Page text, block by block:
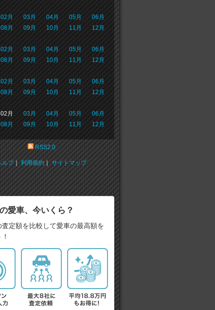
02月 03月 04月 05月
06月
08月 09月 10月 11月
12月
02月 03月 04月 05月
06月
08月 09月 10月 11月
12月
02月 03月 04月 05月
06月
08月 09月 10月 11月
12月
02月 03月 04月 05月
06月
08月 09月 10月 11月 12月
RSS2.0
ルプ｜利用規約｜サイトマップ
愛車、今いくら？
査定額を比較して愛車の最高額を